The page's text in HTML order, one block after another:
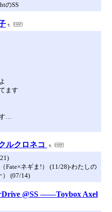
のSS
ます
…
ルクロネコ
Fate×ネギま!） (11/28)-わたしの
） (07/14)
@SS ――Toybox Axel